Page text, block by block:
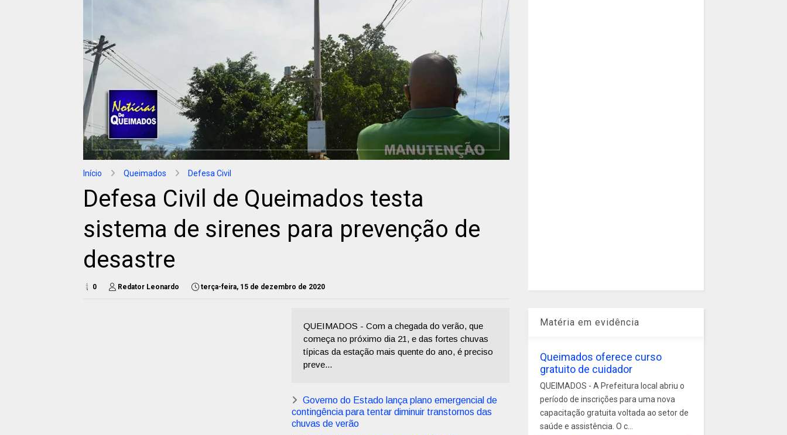
Início Queimados Defesa Civil
Defesa Civil de Queimados testa
sistema de sirenes para prevenção de
desastre
0 Redator Leonardo terça-feira, 15 de dezembro de 2020
QUEIMADOS - Com a chegada do verão, que
começa no próximo dia 21, e das fortes chuvas
típicas da estação mais quente do ano, é preciso
preve...
Governo do Estado lança plano emergencial de
contingência para tentar diminuir transtornos das
chuvas de verão
Matéria em evidência
Queimados oferece curso
gratuito de cuidador
QUEIMADOS - A Prefeitura local abriu o
período de inscrições para uma nova
capacitação gratuita voltada ao setor de
saúde e assistência. O c...